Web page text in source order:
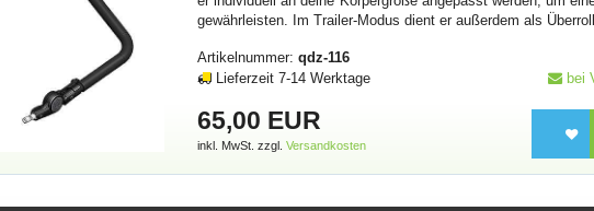
gewährleisten. Im Trailer-Modus dient er außerdem als
Artikelnummer:qdz-116
Lieferzeit 7-14 Werktage
bei
65,00 EUR
inkl. MwSt. zzgl.Versandkosten